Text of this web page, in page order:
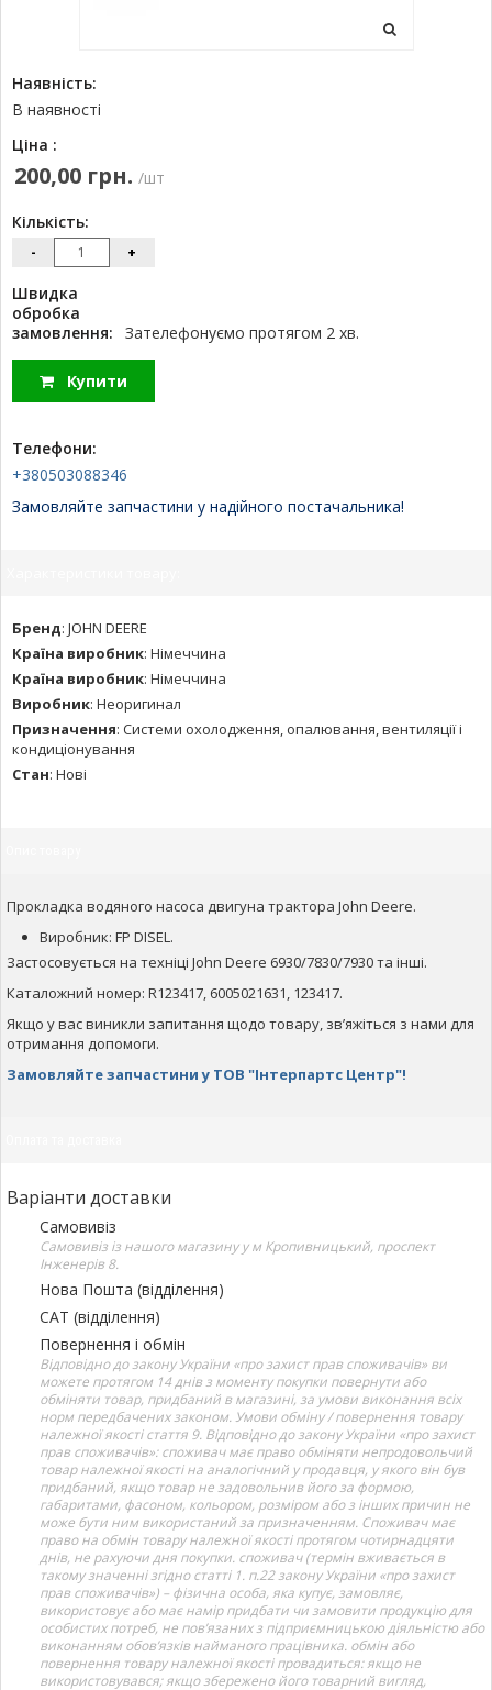
Наявність:
В наявності
Ціна :
200,00 грн. /шт
Кількість:
- +
Швидка
обробка
замовлення:
Зателефонуємо протягом 2 хв.
Купити
Телефони:
+380503088346
Замовляйте запчастини у надійного постачальника!
Бренд: JOHN DEERE
Країна виробник: Німеччина
Країна виробник: Німеччина
Виробник: Неоригинал
Призначення: Системи охолодження, опалювання, вентиляції і
кондиціонування
Стан: Нові
Прокладка водяного насоса двигуна трактора John Deere.
Виробник: FP DISEL.
Застосовується на техніці John Deere 6930/7830/7930 та інші.
Каталожний номер: R123417, 6005021631, 123417.
Якщо у вас виникли запитання щодо товару, зв’яжіться з нами для
отримання допомоги.
Замовляйте запчастини у ТОВ "Інтерпартс Центр"!
Варіанти доставки
Самовивіз
Самовивіз із нашого магазину у м Кропивницький, проспект
Інженерів 8.
Нова Пошта (відділення)
САТ (відділення)
Повернення і обмін
Відповідно до закону України «про захист прав споживачів» ви
можете протягом 14 днів з моменту покупки повернути або
обміняти товар, придбаний в магазині, за умови виконання всіх
норм передбачених законом. Умови обміну / повернення товару
належної якості стаття 9. Відповідно до закону України «про захист
прав споживачів»: споживач має право обміняти непродовольчий
товар належної якості на аналогічний у продавця, у якого він був
придбаний, якщо товар не задовольнив його за формою,
габаритами, фасоном, кольором, розміром або з інших причин не
може бути ним використаний за призначенням. Споживач має
право на обмін товару належної якості протягом чотирнадцяти
днів, не рахуючи дня покупки. споживач (термін вживається в
такому значенні згідно статті 1. п.22 закону України «про захист
прав споживачів») – фізична особа, яка купує, замовляє,
використовує або має намір придбати чи замовити продукцію для
особистих потреб, не пов’язаних з підприємницькою діяльністю або
виконанням обов’язків найманого працівника. обмін або
повернення товару належної якості провадиться: якщо не
використовувався; якщо збережено його товарний вигляд,